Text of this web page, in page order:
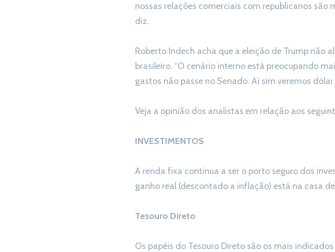
nossas relações comerciais com republicanos são
diz.
Roberto Indech acha que a eleição de Trump
brasileiro. “O cenário interno está preocupando
gastos não passe no Senado. Aí sim veremos dólar
Veja a opinião dos analistas em relação aos
INVESTIMENTOS
A renda fixa continua a ser o porto seguro dos
ganho real (descontado a inflação) está na casa
Tesouro Direto
Os papéis do Tesouro Direto são os mais